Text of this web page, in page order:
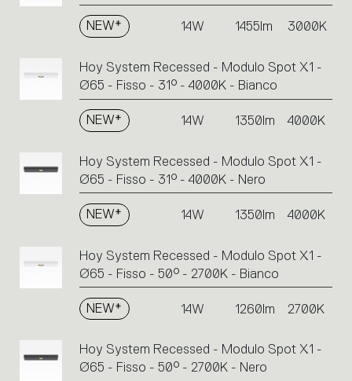
NEW* 14W 1455lm 3000K
Hoy System Recessed - Modulo Spot X1 -
Ø65 - Fisso - 31° - 4000K - Bianco
NEW* 14W 1350lm 4000K
Hoy System Recessed - Modulo Spot X1 -
Ø65 - Fisso - 31° - 4000K - Nero
NEW* 14W 1350lm 4000K
Hoy System Recessed - Modulo Spot X1 -
Ø65 - Fisso - 50° - 2700K - Bianco
NEW* 14W 1260lm 2700K
Hoy System Recessed - Modulo Spot X1 -
Ø65 - Fisso - 50° - 2700K - Nero